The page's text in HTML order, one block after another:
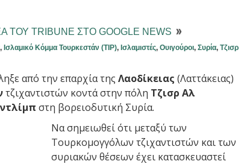
ΤΟΥ TRIBUNE ΣΤΟ GOOGLE NEWS
, Ισλαμικό Κόμμα Τουρκεστάν (TIP), Ισλαμιστές, Ουιγούροι, Συρία, Τζισρ
από την επαρχία της Λαοδίκειας (Λαττάκειας)
τζιχαντιστών κοντά στην πόλη Τζισρ Αλ
στη βορειοδυτική Συρία.
Να σημειωθεί ότι μεταξύ των
Τουρκομογγόλων τζιχαντιστών και των
συριακών θέσεων έχει κατασκευαστεί